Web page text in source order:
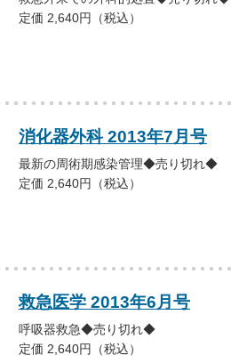
定価 2,640円（税込）
消化器外科 2013年7月号
最新の周術期感染管理◆売り切れ◆
定価 2,640円（税込）
救急医学 2013年6月号
呼吸器救急◆売り切れ◆
定価 2,640円（税込）